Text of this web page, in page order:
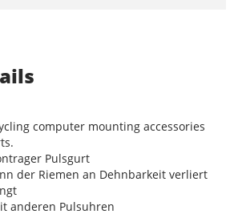
computer mounting accessories
Pulsgurt
der Riemen an Dehnbarkeit verliert
anderen Pulsuhren